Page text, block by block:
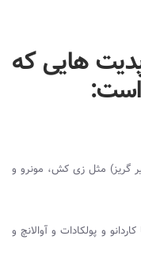
هایی که
است:
گریز) مثل زی کش، مونرو و
و پولکادات و آوالانچ و